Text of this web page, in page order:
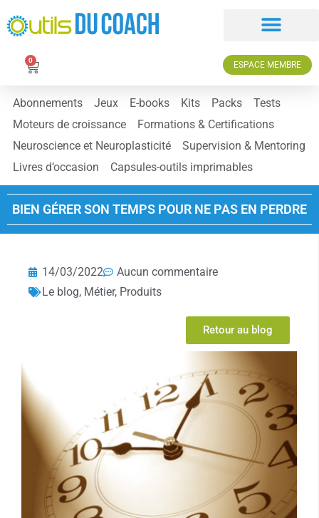
0 ESPACE MEMBRE
Abonnements Jeux E-books Kits Packs
Tests
Moteurs de croissance
Formations & Certifications
Neuroscience et Neuroplasticité
Supervision & Mentoring
Livres d’occasion
Capsules-outils imprimables
BIEN GÉRER SON TEMPS POUR NE PAS EN PERDRE
14/03/2022
Aucun commentaire
Le blog, Métier, Produits
Retour au blog